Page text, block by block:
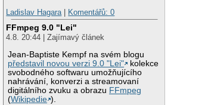
Ladislav Hagara
Komentářů: 0
FFmpeg 9.0 "Lei"
4.8. 20:44 | Zajímavý článek
Jean-Baptiste Kempf na svém blogu
představil novou verzi 9.0 "Lei"
kolekce
svobodného softwaru umožňujícího
nahrávání, konverzi a streamovaní
digitálního zvuku a obrazu FFmpeg
(Wikipedie ).